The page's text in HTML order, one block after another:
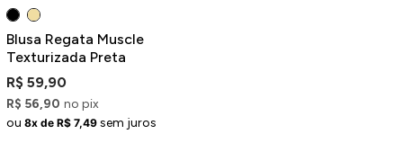
Blusa Regata Muscle
Texturizada Preta
R$ 59,90
R$ 56,90 no pix
ou 8x de R$ 7,49 sem juros